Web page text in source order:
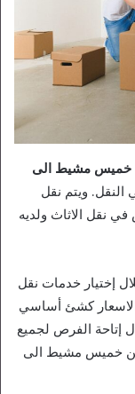
مشيط الى
ويتم نقل
نقل الاثاث ولديه
إختيار خدمات نقل
الاسعار كشئ أساسي
إتاحة الفرص لجميع
خميس مشيط الى